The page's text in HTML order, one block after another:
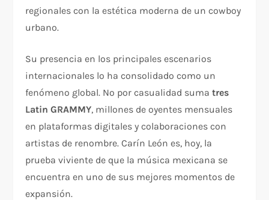
regionales con la estética moderna de un cowboy
urbano.
Su presencia en los principales escenarios
internacionales lo ha consolidado como un
fenómeno global. No por casualidad sumatres
Latin GRAMMY, millones de oyentes mensuales
en plataformas digitales y colaboraciones con
artistas de renombre. Carín León es, hoy, la
prueba viviente de que la música mexicana se
encuentra en uno de sus mejores momentos de
expansión.